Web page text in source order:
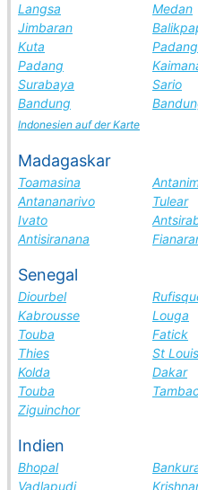
Langsa
Medan
Jimbaran
Kuta
Padang
Padang
Surabaya
Sario
Bandung
Indonesien auf der Karte
Madagaskar
Toamasina
Antananarivo
Tulear
Ivato
Antisiranana
Senegal
Diourbel
Kabrousse
Louga
Touba
Fatick
Thies
St Louis
Kolda
Dakar
Touba
Ziguinchor
Indien
Bhopal
Vadlapudi